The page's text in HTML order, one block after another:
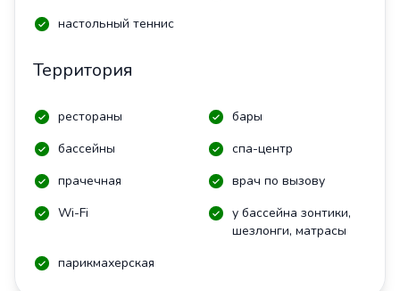
настольный теннис
Территория
рестораны
бары
бассейны
спа-центр
прачечная
врач по вызову
Wi-Fi
у бассейна зонтики,
шезлонги, матрасы
парикмахерская